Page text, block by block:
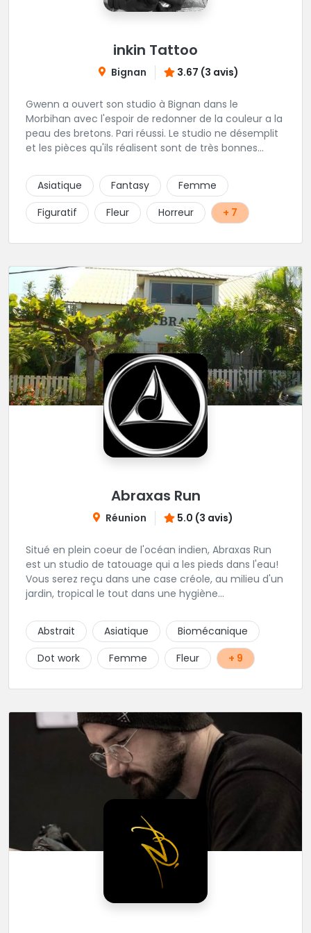
inkin Tattoo
Bignan 3.67 (3 avis)
Gwenn a ouvert son studio à Bignan dans le
Morbihan avec l'espoir de redonner de la couleur a la
peau des bretons. Pari réussi. Le studio ne désemplit
et les pièces qu'ils réalisent sont de très bonnes
tout type de projet, son style est éclectique et vous
serez bien réussi par le tatoueur en personne.
Asiatique Fantasy
Femme
Figuratif
Fleur Horreur + 7
Abraxas Run
Réunion 5.0 (3 avis)
Situé en plein coeur de l'océan indien, Abraxas Run
est un studio de tatouage qui a les pieds dans l'eau!
Vous serez reçu dans une case créole, au milieu d'un
jardin, tropical le tout dans une hygiène
choix de bijoux et uniquement dans des matières
biocompatibles! Vous le trouverez à Saint-Gilles les
Bains...les doigts de pieds en éventail...
Abstrait Asiatique
Biomécanique
Dot work
Femme Fleur + 9